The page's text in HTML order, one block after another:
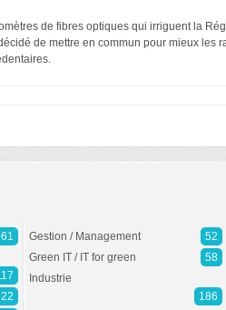
de fibres optiques qui irriguent la
de mettre en commun pour mieux les
61
22
Gestion / Management
52
Green IT / IT for green
58
Industrie
186